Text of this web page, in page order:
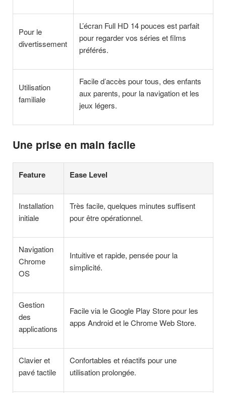
Pour le
divertissement
L’écran Full HD 14 pouces est parfait
pour regarder vos séries et films
préférés.
Utilisation
familiale
Facile d’accès pour tous, des enfants
aux parents, pour la navigation et les
jeux légers.
Une prise en main facile
Feature Ease Level
Installation
initiale
Très facile, quelques minutes suffisent
pour être opérationnel.
Navigation
Chrome
OS
Intuitive et rapide, pensée pour la
simplicité.
Gestion
des
applications
Facile via le Google Play Store pour les
apps Android et le Chrome Web Store.
Clavier et
pavé tactile
Confortables et réactifs pour une
utilisation prolongée.